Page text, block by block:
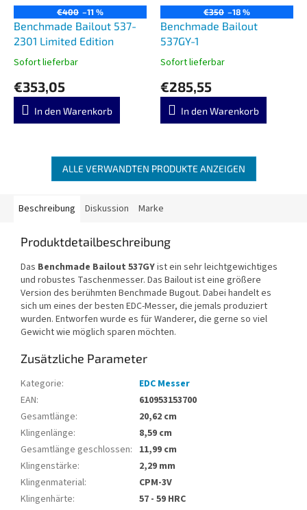
€400 –11 %
Benchmade Bailout 537-
2301 Limited Edition
Sofort lieferbar
€353,05
In den Warenkorb
€350 –18 %
Benchmade Bailout
537GY-1
Sofort lieferbar
€285,55
In den Warenkorb
ALLE VERWANDTEN PRODUKTE ANZEIGEN
Beschreibung Diskussion Marke
Produktdetailbeschreibung
Das Benchmade Bailout 537GYist ein sehr leichtgewichtiges
und robustes Taschenmesser. Das Bailout ist eine größere
Version des berühmten Benchmade Bugout. Dabei handelt es
sich um eines der besten EDC-Messer, die jemals produziert
wurden. Entworfen wurde es für Wanderer, die gerne so viel
Gewicht wie möglich sparen möchten.
Zusätzliche Parameter
Kategorie:
EDC Messer
EAN:
610953153700
Gesamtlänge:
20,62 cm
Klingenlänge:
8,59 cm
Gesamtlänge geschlossen: 11,99 cm
Klingenstärke:
2,29 mm
Klingenmaterial:
CPM-3V
Klingenhärte:
57 - 59 HRC